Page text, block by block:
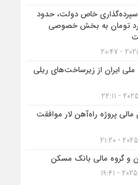
سپرده‌گذاری خاص دولت، حدود
تومان به بخش خصوصی
ایران از زیرساخت‌های ریلی
پروژه راه‌آهن لار موافقت
و گروه مالی بانک مسکن